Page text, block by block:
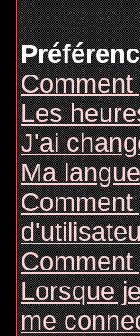
Les
J'ai
Ma
Lorsque
me